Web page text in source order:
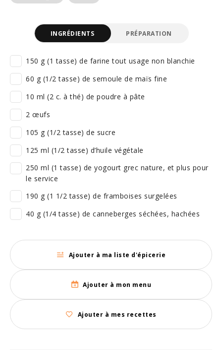
INGRÉDIENTS PRÉPARATION
150 g (1 tasse) de farine tout usage non blanchie
60 g (1/2 tasse) de semoule de maïs fine
10 ml (2 c. à thé) de poudre à pâte
2 œufs
105 g (1/2 tasse) de sucre
125 ml (1/2 tasse) d’huile végétale
250 ml (1 tasse) de yogourt grec nature, et plus pour
le service
190 g (1 1/2 tasse) de framboises surgelées
40 g (1/4 tasse) de canneberges séchées, hachées
Ajouter à ma liste d'épicerie
Ajouter à mon menu
Ajouter à mes recettes